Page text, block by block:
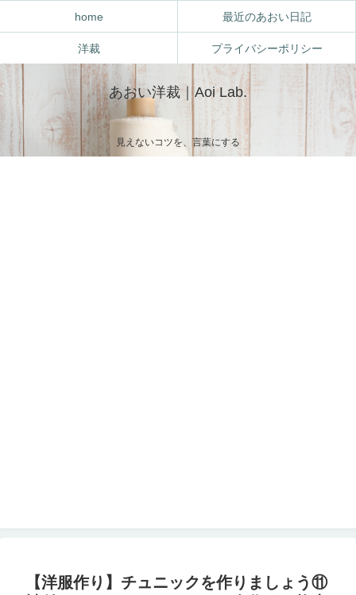
あおい洋裁｜Aoi Lab.
見えないコツを、言葉にする
home 最近のあおい日記
洋裁 プライバシーポリシー
【洋服作り】チュニックを作りましょう⑪